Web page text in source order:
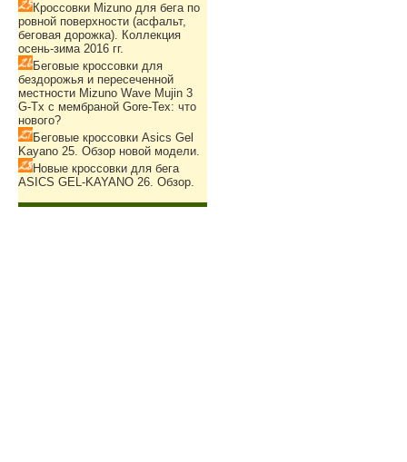
Кроссовки Mizuno для бега по
ровной поверхности (асфальт,
беговая дорожка). Коллекция
осень-зима 2016 гг.
Беговые кроссовки для
бездорожья и пересеченной
местности Mizuno Wave Mujin 3
G-Tx с мембраной Gore-Tex: что
нового?
Беговые кроссовки Asics Gel
Kayano 25. Обзор новой модели.
Новые кроссовки для бега
ASICS GEL-KAYANO 26. Обзор.